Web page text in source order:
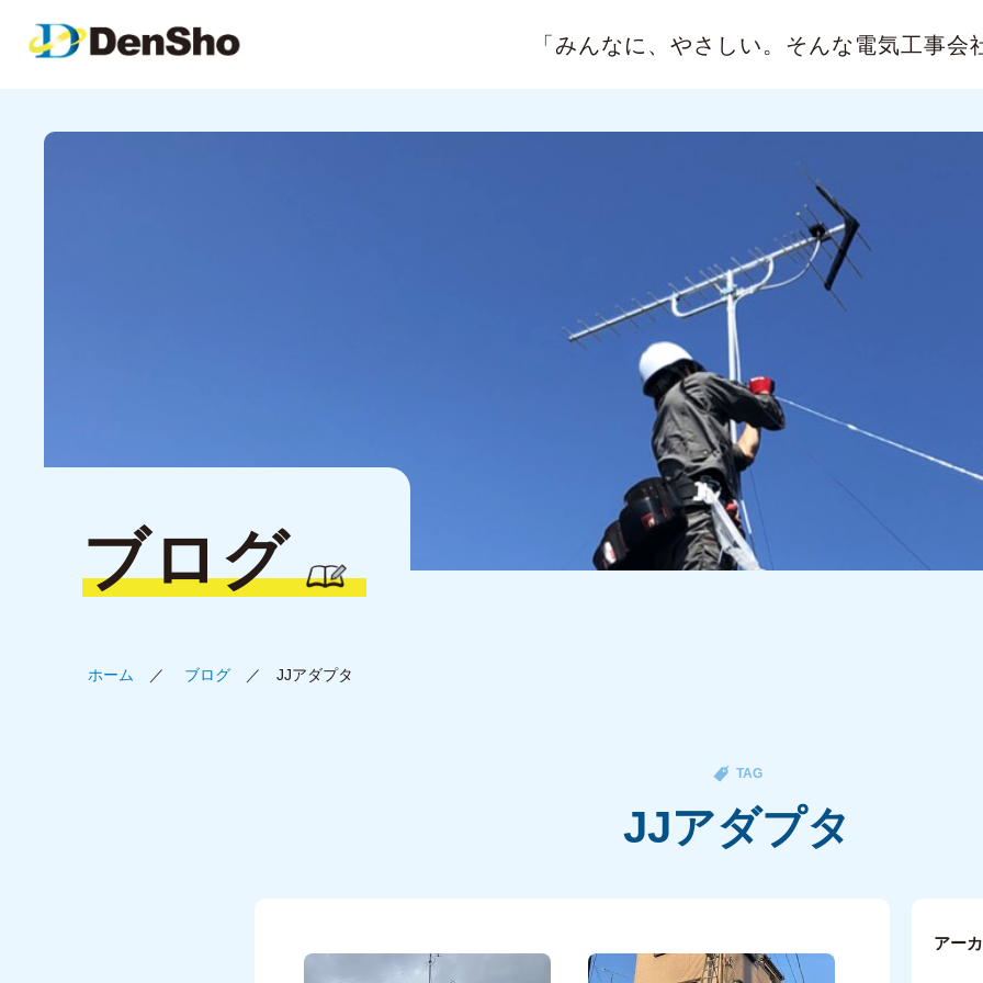
「みんなに、やさしい。 そんな電気工事会
ブログ
ホーム ブログ JJアダプタ
TAG
JJアダプタ
アー